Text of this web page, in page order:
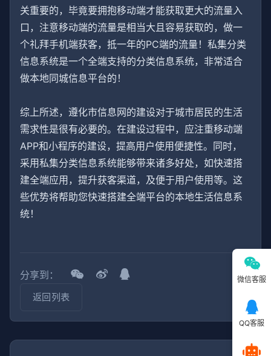
关重要的，毕竟要拥抱移动端才能获取更大的流量入
口，注意移动端的流量是相当大且容易获取的，做一
个礼拜手机端获客，抵一年的PC端的流量！私集分类
信息系统是一个全端支持的分类信息系统，非常适合
做本地同城信息平台的！
综上所述，遵化市信息网的建设对于城市居民的生活
需求性是很有必要的。在建设过程中，应注重移动端
APP和小程序的建设，提高用户使用便捷性。同时，
采用私集分类信息系统能够带来诸多好处，如快速搭
建全端应用，提升获客渠道，及便于用户使用等。这
些优势将帮助您快速搭建全端平台的本地生活信息系
统！
分享到：
返回列表
微信客服
QQ客服